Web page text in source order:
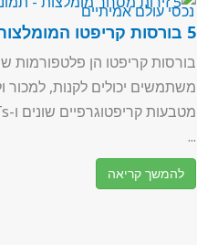
נכסי עולם אמיתיים
5 בורסות קריפטו המומלצות ביותר
בורסות קריפטו הן פלטפורמות
משתמשים יכולים לקנות, למכור
...
להמשך קריאה